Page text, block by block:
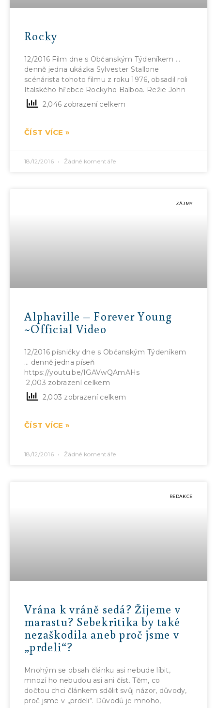
Rocky
12/2016 Film dne s Občanským Týdeníkem …
denně jedna ukázka Sylvester Stallone
scénárista tohoto filmu z roku 1976, obsadil roli
Italského hřebce Rockyho Balboa. Režie John
2,046 zobrazení celkem
ČÍST VÍCE »
18/12/2016 Žádné komentáře
ZÁJMY
Alphaville – Forever Young
~Official Video
12/2016 písničky dne s Občanským Týdeníkem
… denně jedna píseň
https://youtu.be/IGAVwQAmAHs
2,003 zobrazení celkem
2,003 zobrazení celkem
ČÍST VÍCE »
18/12/2016 Žádné komentáře
REDAKCE
Vrána k vráně sedá? Žijeme v
marastu? Sebekritika by také
nezaškodila aneb proč jsme v
„prdeli“?
Mnohým se obsah článku asi nebude líbit,
mnozí ho nebudou asi ani číst. Těm, co
dočtou chci článkem sdělit svůj názor, důvody,
proč jsme v „prdeli“. Důvodů je mnoho,